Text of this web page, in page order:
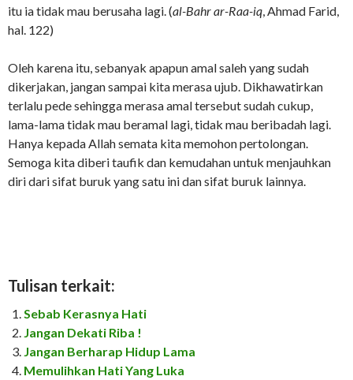
itu ia tidak mau berusaha lagi. (al-Bahr ar-Raa-iq, Ahmad Farid,
hal. 122)
Oleh karena itu, sebanyak apapun amal saleh yang sudah
dikerjakan, jangan sampai kita merasa ujub. Dikhawatirkan
terlalu pede sehingga merasa amal tersebut sudah cukup,
lama-lama tidak mau beramal lagi, tidak mau beribadah lagi.
Hanya kepada Allah semata kita memohon pertolongan.
Semoga kita diberi taufik dan kemudahan untuk menjauhkan
diri dari sifat buruk yang satu ini dan sifat buruk lainnya.
Tulisan terkait:
Sebab Kerasnya Hati
Jangan Dekati Riba !
Jangan Berharap Hidup Lama
Memulihkan Hati Yang Luka